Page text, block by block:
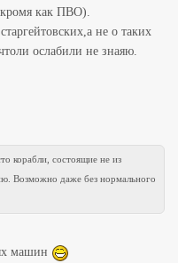
как ПВО).
не о таких
ослабили не знаяю.
корабли, состоящие не из
Возможно даже без нормального
машин